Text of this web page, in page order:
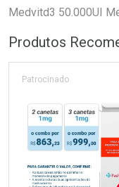
Medvitd3 50.000UI
Produtos
Patrocinado